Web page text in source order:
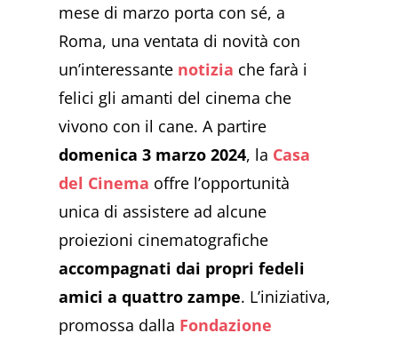
mese di marzo porta con sé, a
Roma, una ventata di novità con
un’interessante notizia che farà i
felici gli amanti del cinema che
vivono con il cane. A partire
domenica 3 marzo 2024, la Casa
del Cinema offre l’opportunità
unica di assistere ad alcune
proiezioni cinematografiche
accompagnati dai propri fedeli
amici a quattro zampe. L’iniziativa,
promossa dalla Fondazione